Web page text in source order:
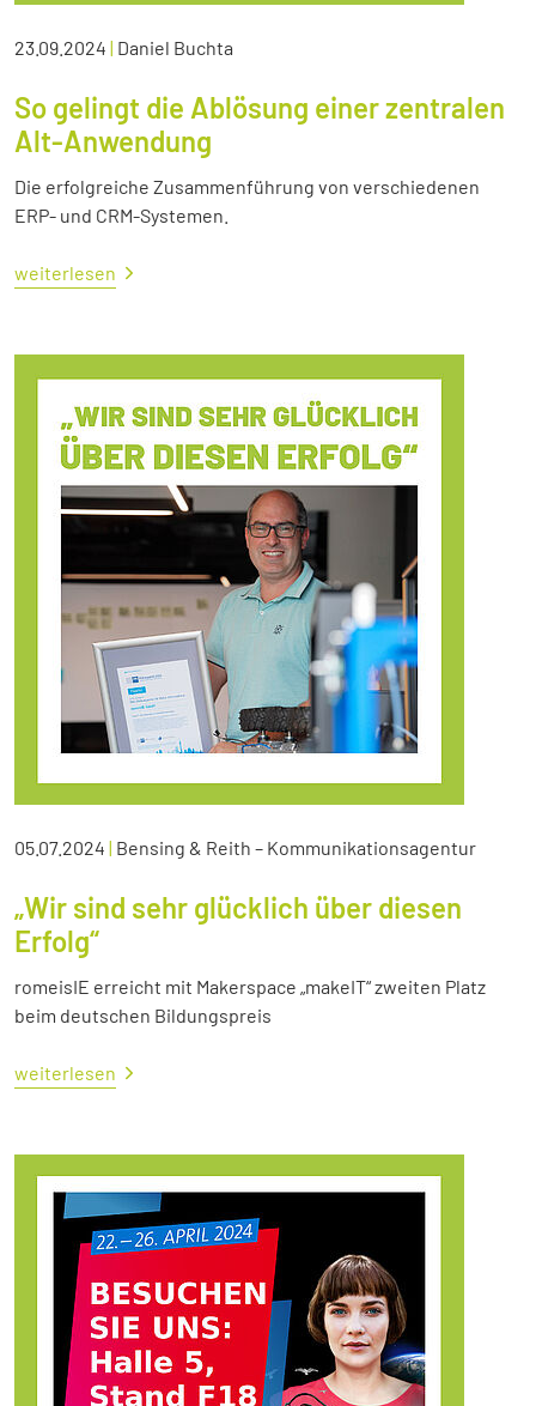
23.09.2024 | Daniel Buchta
So gelingt die Ablösung einer zentralen
Alt-Anwendung
Die erfolgreiche Zusammenführung von verschiedenen
ERP- und CRM-Systemen.
weiterlesen
05.07.2024 | Bensing & Reith – Kommunikationsagentur
„Wir sind sehr glücklich über diesen
Erfolg“
romeisIE erreicht mit Makerspace „makeIT“ zweiten Platz
beim deutschen Bildungspreis
weiterlesen